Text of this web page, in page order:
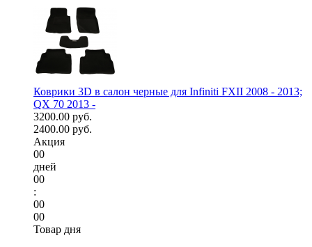
Коврики 3D в салон черные для Infiniti FXII 2008 - 2013;
QX 70 2013 -
3200.00 руб.
2400.00 руб.
Акция
00
дней
00
:
00
00
Товар дня